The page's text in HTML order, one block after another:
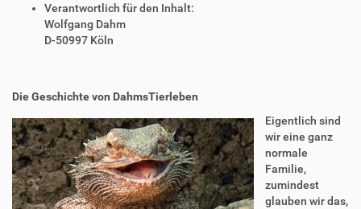
Verantwortlich für den Inhalt:
Wolfgang Dahm
D-50997 Köln
Die Geschichte von DahmsTierleben
Eigentlich sind
wir eine ganz
normale
Familie,
zumindest
glauben wir das,